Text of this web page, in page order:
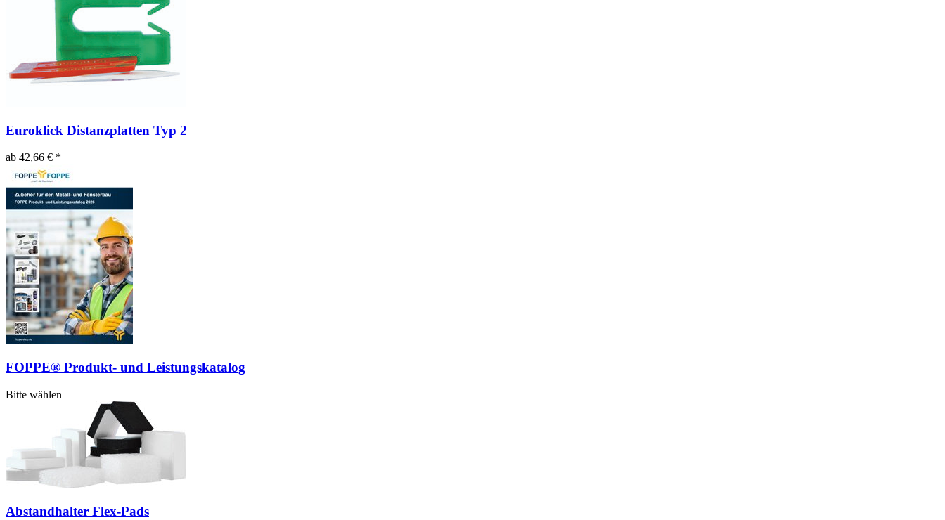
Euroklick Distanzplatten Typ 2
ab 42,66 € *
FOPPE® Produkt- und Leistungskatalog
Bitte wählen
Abstandhalter Flex-Pads